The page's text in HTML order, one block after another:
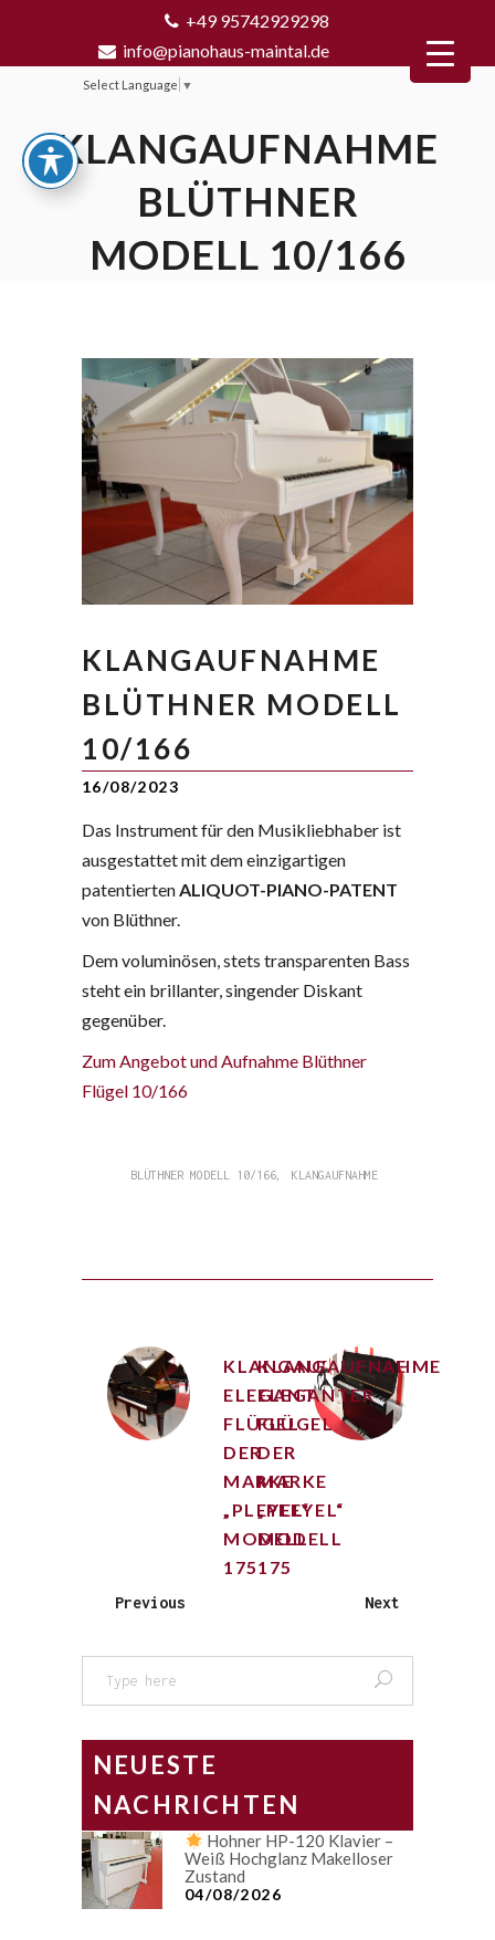
+49 95742929298
info@pianohaus-maintal.de
Select Language ▼
KLANGAUFNAHME
BLÜTHNER
MODELL 10/166
KLANGAUFNAHME
BLÜTHNER MODELL
10/166
16/08/2023
Das Instrument für den Musikliebhaber ist
ausgestattet mit dem einzigartigen
patentiertenALIQUOT-PIANO-PATENT
von Blüthner.
Dem voluminösen, stets transparenten Bass
steht ein brillanter, singender Diskant
gegenüber.
Zum Angebot und Aufnahme Blüthner
Flügel 10/166
BLÜTHNER MODELL 10/166, KLANGAUFNAHME
KLANGAUFNAHME
ELEGANTER
FLÜGEL
DER
MARKE
„PLEYEL“
MODELL
175
Previous
KLANGAUFNAHME
ELEGANTER
FLÜGEL
DER
MARKE
„PLEYEL“
MODELL
175
Next
NEUESTE
NACHRICHTEN
Hohner HP-120 Klavier –
Weiß Hochglanz Makelloser
Zustand
04/08/2026